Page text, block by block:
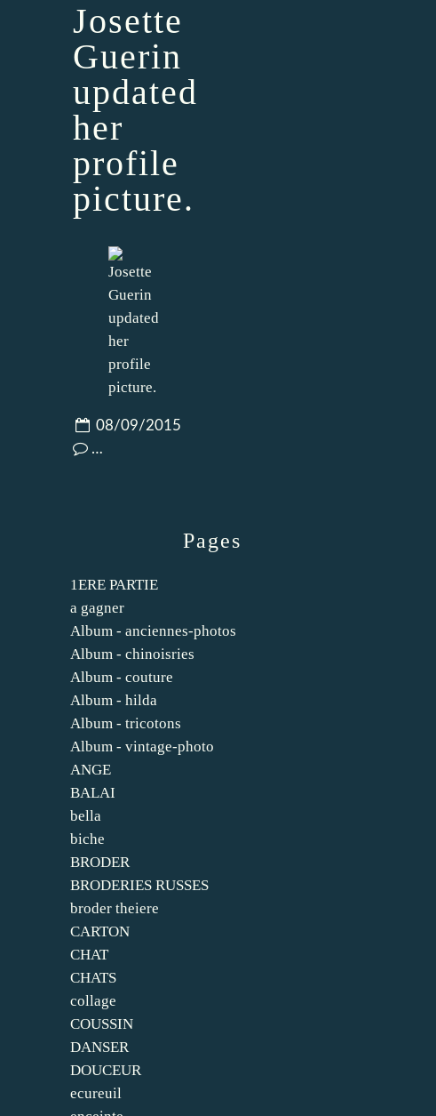
Pages
1ERE PARTIE
a gagner
Album - anciennes-photos
Album - chinoisries
Album - couture
Album - hilda
Album - tricotons
Album - vintage-photo
ANGE
BALAI
bella
biche
BRODER
BRODERIES RUSSES
broder theiere
CARTON
CHAT
CHATS
collage
COUSSIN
DANSER
DOUCEUR
ecureuil
Josette
Guerin
updated
her
profile
picture.
08/09/2015
…